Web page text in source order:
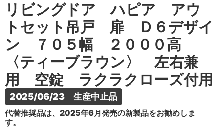
リビングドア ハピア アウ
トセット吊戸 扉 Ｄ６デザイ
ン ７０５幅 ２０００高
〈ティーブラウン〉 左右兼
用 空錠 ラクラクローズ付用
2025/06/23　生産中止品
代替推奨品は、2025年6月発売の新製品をお勧めしま
す。